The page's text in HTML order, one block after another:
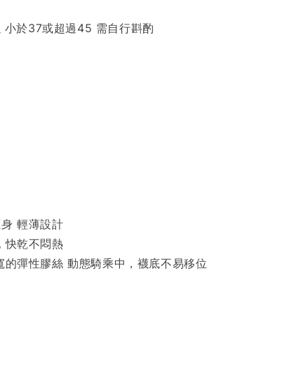
於37或超過45 需自行斟酌
輕薄設計
快乾不悶熱
的彈性膠絲 動態騎乘中，襪底不易移位